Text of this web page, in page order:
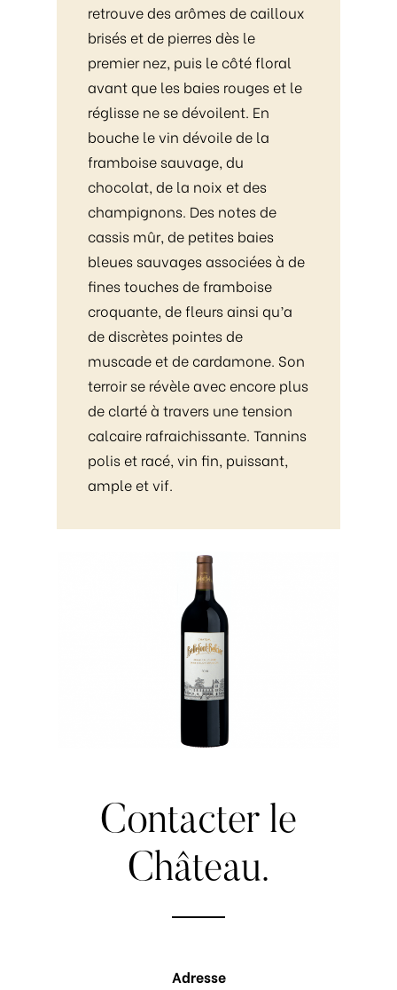
retrouve des arômes de cailloux
brisés et de pierres dès le
premier nez, puis le côté floral
avant que les baies rouges et le
réglisse ne se dévoilent. En
bouche le vin dévoile de la
framboise sauvage, du
chocolat, de la noix et des
champignons. Des notes de
cassis mûr, de petites baies
bleues sauvages associées à de
fines touches de framboise
croquante, de fleurs ainsi qu’a
de discrètes pointes de
muscade et de cardamone. Son
terroir se révèle avec encore plus
de clarté à travers une tension
calcaire rafraichissante. Tannins
polis et racé, vin fin, puissant,
ample et vif.
Contacter le
Château.
Adresse